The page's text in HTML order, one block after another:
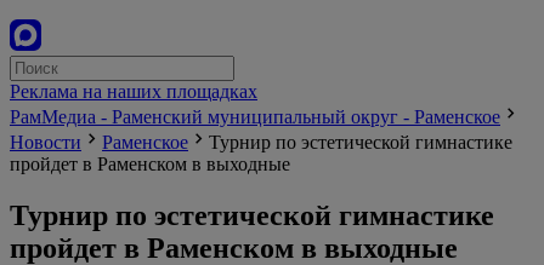
Реклама на наших площадках
РамМедиа - Раменский муниципальный округ - Раменское
Новости
Раменское
Турнир по эстетической гимнастике
пройдет в Раменском в выходные
Турнир по эстетической гимнастике
пройдет в Раменском в выходные